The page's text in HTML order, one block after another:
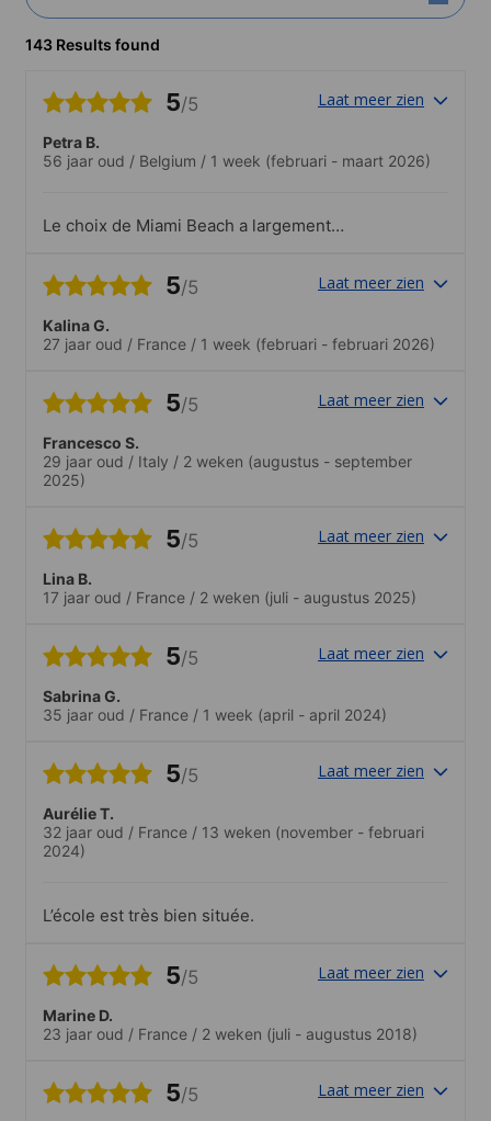
143 Results found
5/5 Laat meer zien
Petra B.
56 jaar oud / Belgium / 1 week (februari - maart 2026)
Le choix de Miami Beach a largement
formidable, notamment grâce à la
qui m’a accueilli. L’école était également
très bien organisée, avec des niveaux
différentes nations, ce qui rendait les
échanges particulièrement enrichissants.
Tout était vraiment intéressant et
inspirant. Le seul regret est de ne pas
être resté plus longtemps, car une
5/5 Laat meer zien
Kalina G.
27 jaar oud / France / 1 week (februari - februari 2026)
5/5 Laat meer zien
Francesco S.
29 jaar oud / Italy / 2 weken (augustus - september
2025)
5/5 Laat meer zien
Lina B.
17 jaar oud / France / 2 weken (juli - augustus 2025)
5/5 Laat meer zien
Sabrina G.
35 jaar oud / France / 1 week (april - april 2024)
5/5 Laat meer zien
Aurélie T.
32 jaar oud / France / 13 weken (november - februari
2024)
L’école est très bien située.
5/5 Laat meer zien
Marine D.
23 jaar oud / France / 2 weken (juli - augustus 2018)
5/5 Laat meer zien